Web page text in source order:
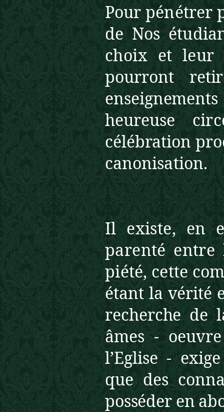
Pour pénétrer
de Nos
choix et leur
pourront
heureuse
célébration
canonisation.
Il existe, en
parenté
piété, cette
étant la vérité
recherche de
âmes -
l’Eglise-
que des
posséder en